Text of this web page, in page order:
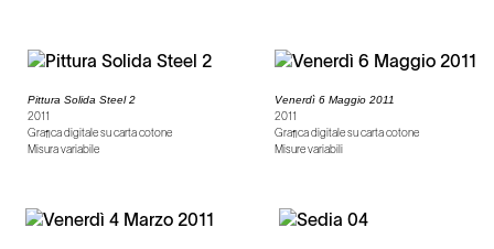
Pittura Solida Steel 2
2011
Grafica digitale su carta cotone
Misura variabile
Venerdì 6 Maggio 2011
2011
Grafica digitale su carta cotone
Misure variabili